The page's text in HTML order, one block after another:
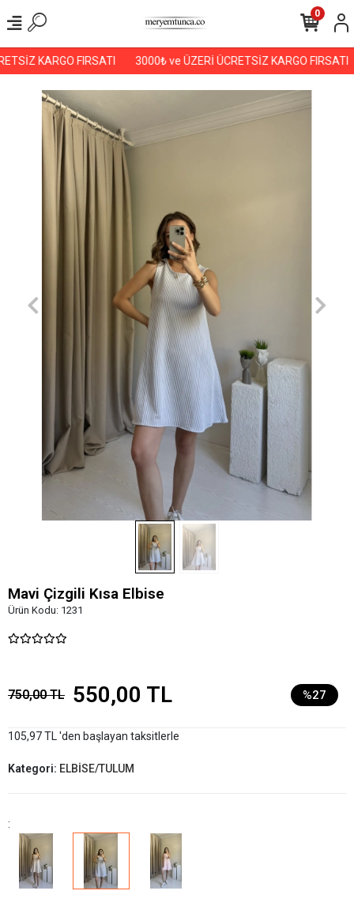
KARGO FIRSATI 3000₺ ve ÜZERİ ÜCRETSİZ KARGO FIRSATI
0
Mavi Çizgili Kısa Elbise
Ürün Kodu: 1231
750,00 TL 550,00 TL %27
105,97 TL 'den başlayan taksitlerle
Kategori: ELBİSE/TULUM
: